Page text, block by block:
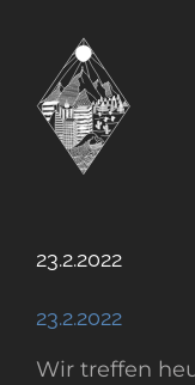
springen
23.2.2022
23.2.2022
Wir treffen